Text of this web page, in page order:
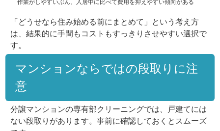
作業がしやすいぶん、入居中に比べて費用を抑えやすい傾向がある
「どうせなら住み始める前にまとめて」という考え方
は、結果的に手間もコストもすっきりさせやすい選択で
す。
マンションならではの段取りに注
意
分譲マンションの専有部クリーニングでは、戸建てには
ない段取りがあります。事前に確認しておくとスムーズ